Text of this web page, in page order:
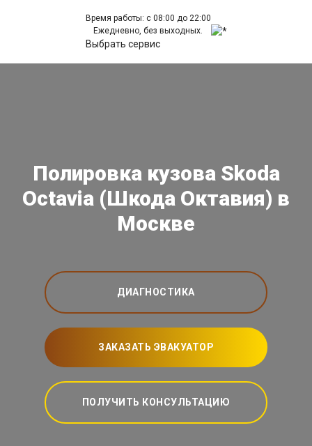
Время работы: с 08:00 до 22:00
Ежедневно, без выходных.
Выбрать сервис
Полировка кузова Skoda
Octavia (Шкода Октавия) в
Москве
ДИАГНОСТИКА
ЗАКАЗАТЬ ЭВАКУАТОР
ПОЛУЧИТЬ КОНСУЛЬТАЦИЮ